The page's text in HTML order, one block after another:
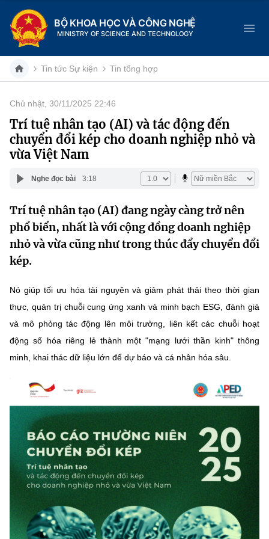
BỘ KHOA HỌC VÀ CÔNG NGHỆ
MINISTRY OF SCIENCE AND TECHNOLOGY
Danh mục
Trang chủ
Cơ cấu tổ chức
Lịch sử phát triển
Sở Khoa học và Công nghệ
Khoa học và Công nghệ
Đổi mới sáng tạo
Chuyển đổi số
Sở hữu trí tuệ
Năng lượng nguyên tử
Tin tổng hợp
Tin địa phương
Dịch vụ công
Hệ thống văn bản
Văn bản chỉ đạo điều hành
Lấy ý kiến người dân về dự thảo VBQPPL
THỐNG KÊ
Khoa học và Công nghệ
Chuyển đổi số
Bưu chính, Viễn thông
Sở hữu trí tuệ
Tiêu chuẩn, đo lường, chất lượng
Năng lượng nguyên tử
Multimedia
THƯ ĐIỆN TỬ
Videos
Infographic
Ảnh
Voice
Nhiệm vụ trọng tâm
Tin tức Sự kiện Tin tổng hợp
Chủ nhật, 30/11/2025 22:46
Trí tuệ nhân tạo (AI) và tác động đến
chuyển đổi kép cho doanh nghiệp nhỏ và
vừa Việt Nam
Nghe đọc bài 3:18
Trí tuệ nhân tạo (AI) đang ngày càng trở nên
phổ biển, nhất là với cộng đồng doanh nghiệp
nhỏ và vừa cũng như trong thúc đẩy chuyển đổi
kép.
Nó giúp tối ưu hóa tài nguyên và giảm phát thải theo thời gian
thực, quản trị chuỗi cung ứng xanh và minh bạch ESG, đánh giá
và mô phỏng tác động lên môi trường, liên kết các chuỗi hoạt
động số hóa riêng lẻ thành một "mạng lưới thần kinh" thông
minh, khai thác dữ liệu lớn để dự báo và cá nhân hóa sâu.